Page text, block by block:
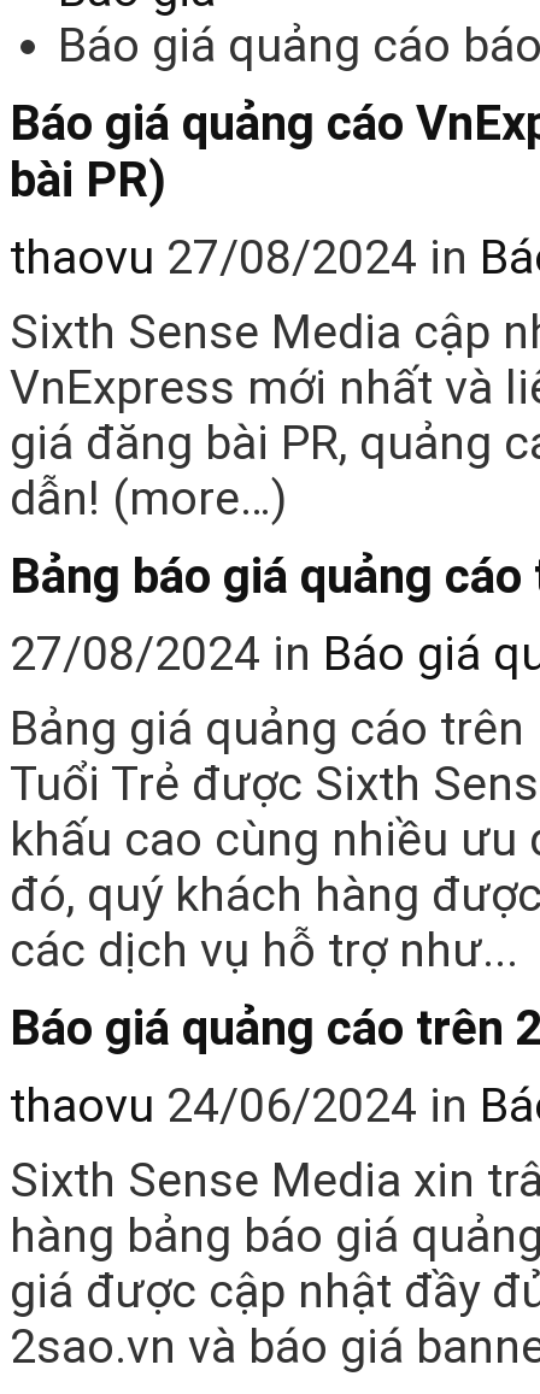
Báo giá quảng cáo
Báo giá quảng cáo
bài PR)
thaovu 27/08/2024 in
Sixth Sense Media cập
VnExpress mới nhất và
giá đăng bài PR, quảng
dẫn! (more…)
Bảng báo giá quảng
27/08/2024 in Báo giá
Bảng giá quảng cáo trên
Tuổi Trẻ được Sixth
khấu cao cùng nhiều
đó, quý khách hàng
các dịch vụ hỗ trợ như...
Báo giá quảng cáo trên
thaovu 24/06/2024 in
Sixth Sense Media xin
hàng bảng báo giá
giá được cập nhật đầy
2sao.vn và báo giá